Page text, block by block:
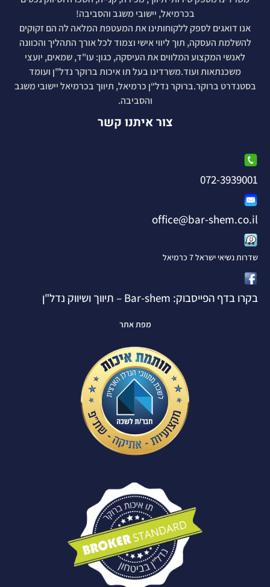
בכרמיאל, יישובי משגב והסביבה!
אנו דואגים לספק ללקוחותינו את המעטפת המלאה לה הם זקוקים
להשלמת העסקה, תוך ליווי אישי וצמוד לכל אורך התהליך והכוונה
לאנשי המקצוע המלווים את העיסקה, כגון: עו"ד, שמאים, יועצי
משכנתאות ועוד.משרדינו בעל תו איכות ברוקר נדל"ן ועומד
בסטנדרט ברוקר.ברוקר נדל“ן כרמיאל, תיווך בכרמיאל יישובי משגב
והסביבה.
צור איתנו קשר
072-3939001
office@bar-shem.co.il
שדרות נשיאי ישראל 7 כרמיאל
בקרו בדף הפייסבוק: Bar-shem – תיווך ושיווק נדל"ן
מפת אתר